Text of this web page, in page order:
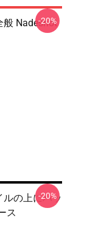
般 Nadeshot
-20%
ルの上にハッ
ス
-20%